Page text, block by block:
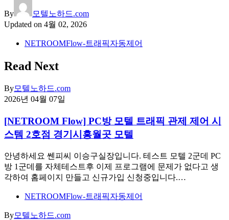
By
모텔노하드.com
Updated on 4월 02, 2026
NETROOMFlow-트래픽자동제어
Read Next
By모텔노하드.com
2026년 04월 07일
[NETROOM Flow] PC방 모텔 트래픽 관제 제어 시
스템 2호점 경기시흥월곳 모텔
안녕하세요 쎈피씨 이승구실장입니다. 테스트 모텔 2군데 PC
방 1군데를 자체테스트후 이제 프로그램에 문제가 없다고 생
각하여 홈페이지 만들고 신규가입 신청중입니다.…
NETROOMFlow-트래픽자동제어
By모텔노하드.com